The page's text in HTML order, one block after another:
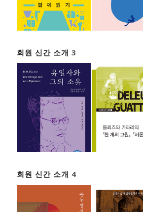
회원 신간 소개 3
회원 신간 소개 4